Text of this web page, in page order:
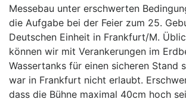
Messebau unter erschwerten
die Aufgabe bei der Feier zum 25.
Deutschen Einheit in Frankfurt/M.
können wir mit Verankerungen im
Wassertanks für einen sicheren Stand
war in Frankfurt nicht erlaubt.
dass die Bühne maximal 40cm hoch